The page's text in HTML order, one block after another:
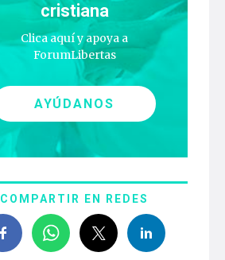
cristiana
Clica aquí y apoya a
ForumLibertas
AYÚDANOS
COMPARTIR EN REDES